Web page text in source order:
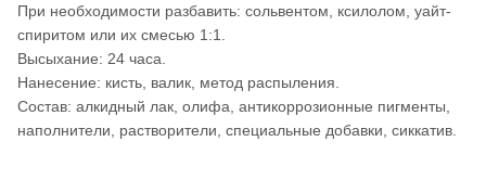
При необходимости разбавить: сольвентом, ксилолом, уайт-
спиритом или их смесью 1:1.
Высыхание: 24 часа.
Нанесение: кисть, валик, метод распыления.
Состав: алкидный лак, олифа, антикоррозионные пигменты,
наполнители, растворители, специальные добавки, сиккатив.